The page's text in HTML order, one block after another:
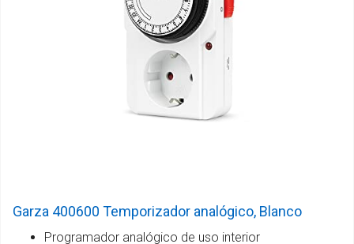
Garza 400600 Temporizador analógico, Blanco
Programador analógico de uso interior